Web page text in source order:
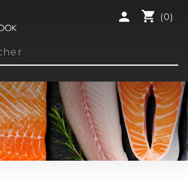
shopping_cart (0)
person